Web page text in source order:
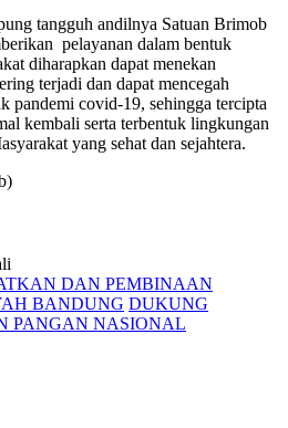
tangguh andilnya Satuan Brimob
pelayanan dalam bentuk
diharapkan dapat menekan
terjadi dan dapat mencegah
pandemi covid-19, sehingga tercipta
kembali serta terbentuk lingkungan
yang sehat dan sejahtera.
DAN PEMBINAAN
BANDUNG DUKUNG
PANGAN NASIONAL